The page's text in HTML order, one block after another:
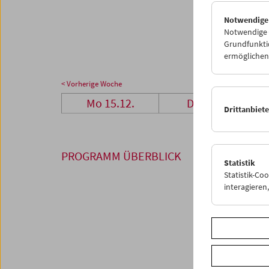
05
< Vorherige Woche
Mo 15.12. Di 16.12.
PROGRAMM ÜBERBLICK
Notwendige
Statistik
Statistik-